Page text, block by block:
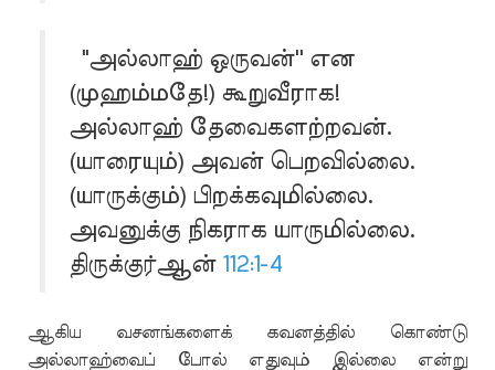
"அல்லாஹ் ஒருவன்'' என
(முஹம்மதே!) கூறுவீராக!
அல்லாஹ் தேவைகளற்றவன்.
(யாரையும்) அவன் பெறவில்லை.
(யாருக்கும்) பிறக்கவுமில்லை.
அவனுக்கு நிகராக யாருமில்லை.
திருக்குர்ஆன் 112:1-4
ஆகிய வசனங்களைக் கவனத்தில் கொண்டு
அல்லாஹ்வைப் போல் எதுவும் இல்லை என்று